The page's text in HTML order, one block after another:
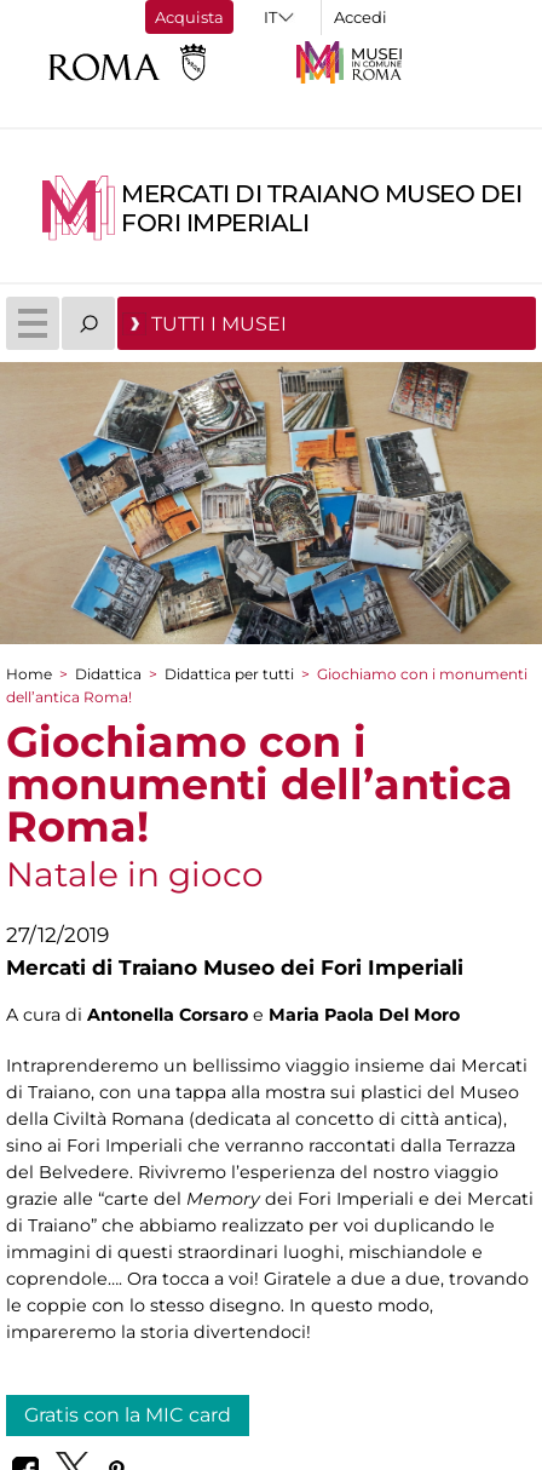
Acquista Accedi
MERCATI DI TRAIANO MUSEO DEI
FORI IMPERIALI
TUTTI I MUSEI
Tu sei qui
Home > Didattica > Didattica per tutti > Giochiamo con i monumenti
dell’antica Roma!
Giochiamo con i
monumenti dell’antica
Roma!
Natale in gioco
27/12/2019
Mercati di Traiano Museo dei Fori Imperiali
A cura di Antonella Corsaro e Maria Paola Del Moro
Intraprenderemo un bellissimo viaggio insieme dai Mercati
di Traiano, con una tappa alla mostra sui plastici del Museo
della Civiltà Romana (dedicata al concetto di città antica),
sino ai Fori Imperiali che verranno raccontati dalla Terrazza
del Belvedere. Rivivremo l’esperienza del nostro viaggio
grazie alle “carte del Memorydei Fori Imperiali e dei Mercati
di Traiano” che abbiamo realizzato per voi duplicando le
immagini di questi straordinari luoghi, mischiandole e
coprendole…. Ora tocca a voi! Giratele a due a due, trovando
le coppie con lo stesso disegno. In questo modo,
impareremo la storia divertendoci!
Gratis con la MIC card